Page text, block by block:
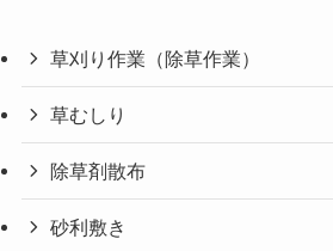
草刈り作業（除草作業）
草むしり
除草剤散布
砂利敷き